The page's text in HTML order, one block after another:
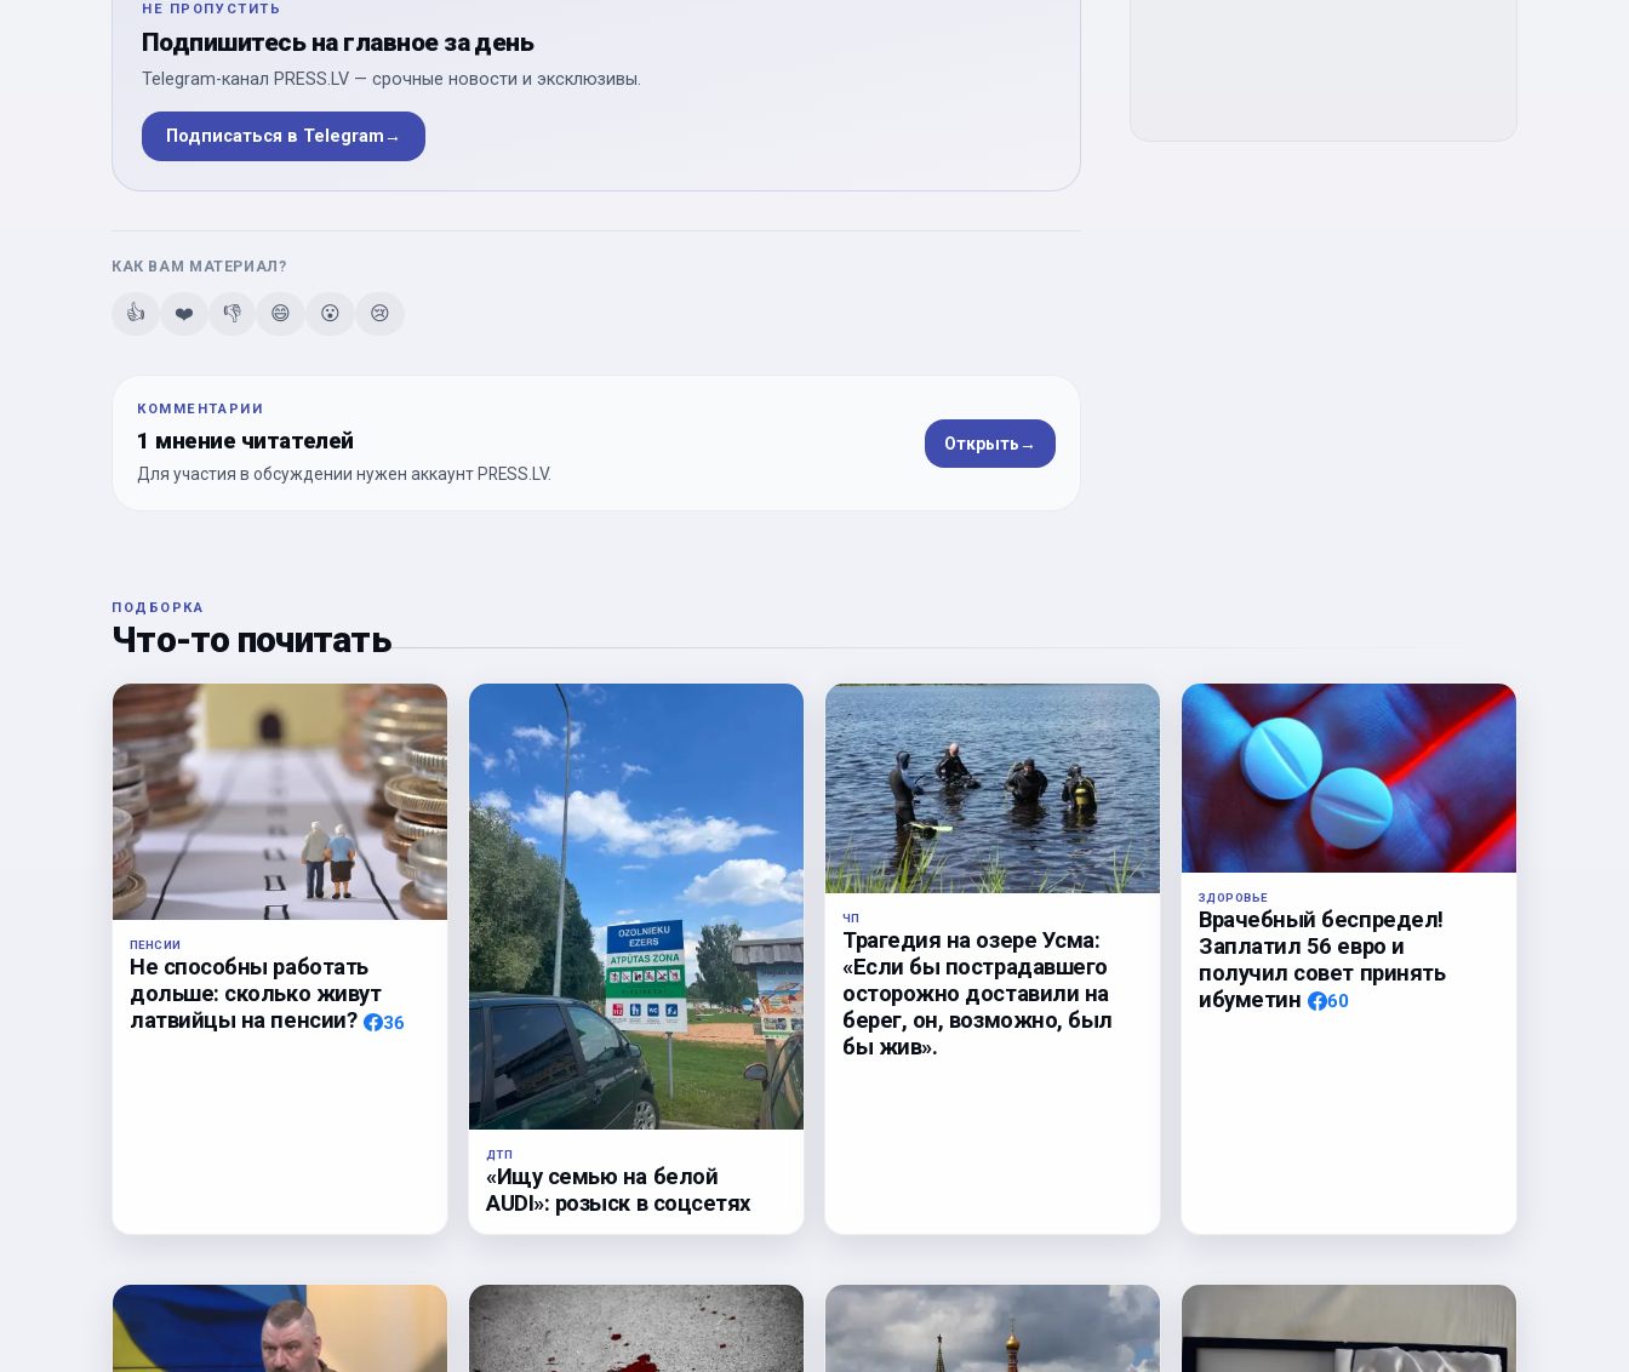
НЕ ПРОПУСТИТЬ
Подпишитесь на главное за день
Telegram-канал PRESS.LV — срочные новости и эксклюзивы.
Подписаться в Telegram→
КАК ВАМ МАТЕРИАЛ?
👍 ❤️ 👎 😄 😮 😢
КОММЕНТАРИИ
1 мнение читателей
Для участия в обсуждении нужен аккаунт PRESS.LV.
Открыть→
ПОДБОРКА
Что-то почитать
ПЕНСИИ
Не способны работать
дольше: сколько живут
латвийцы на пенсии?
36
ДТП
«Ищу семью на белой
AUDI»: розыск в соцсетях
ЧП
Трагедия на озере Усма:
«Если бы пострадавшего
осторожно доставили на
берег, он, возможно, был
бы жив».
ЗДОРОВЬЕ
Врачебный беспредел!
Заплатил 56 евро и
получил совет принять
ибуметин
60